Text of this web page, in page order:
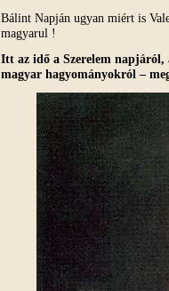
Bálint Napján ugyan miért is
magyarul !
Itt az idő a Szerelem napjáról,
magyar hagyományokról –